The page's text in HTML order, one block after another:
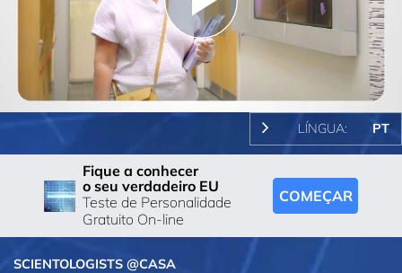
Play
Video
LÍNGUA: PT
Fique a conhecer
o seu verdadeiro EU
Teste de Personalidade
Gratuito On-line
COMEÇAR
SCIENTOLOGISTS @CASA